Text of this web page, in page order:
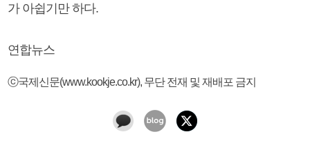
가 아쉽기만 하다.
연합뉴스
ⓒ국제신문(www.kookje.co.kr), 무단 전재 및 재배포 금지